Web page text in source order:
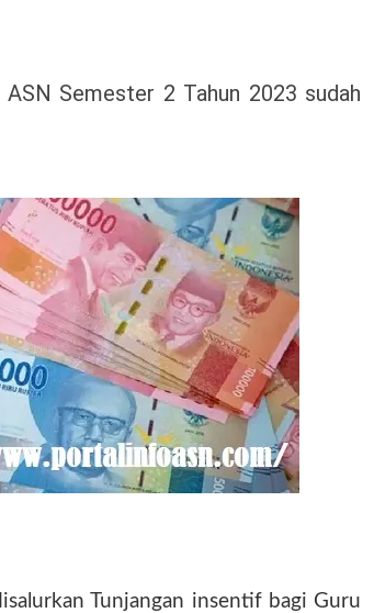
Semester 2 Tahun 2023 sudah
Tunjangan insentif bagi Guru